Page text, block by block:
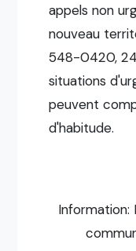
appels non
nouveau
548-0420, 24
situations
peuvent
d'habitude.
Information: